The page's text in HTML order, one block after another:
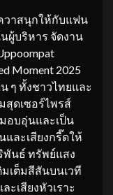
วาสนุกให้กับแฟน
ผู้บริหาร จัดงาน
Moment 2025
ๆ ทั้งชาวไทยและ
สุดเซอร์ไพรส์
อบอุ่นและเป็น
ละเสียงกรี๊ดให้
พันธ์ ทรัพย์แสง
เต็มสีสันบนเวที
ะเสียงหัวเราะ